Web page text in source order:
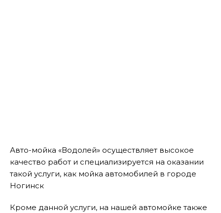
Авто-мойка «Водолей» осуществляет высокое
качество работ и специализируется на оказании
такой услуги, как мойка автомобилей в городе
Ногинск
Кроме данной услуги, на нашей автомойке также